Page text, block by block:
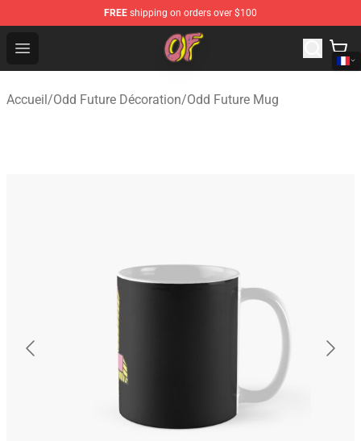
FREE shipping on orders over $100
Open menu
Odd Future Shop - Official Odd Future Merchandise Store
Accueil/Odd Future Décoration/Odd Future Mug